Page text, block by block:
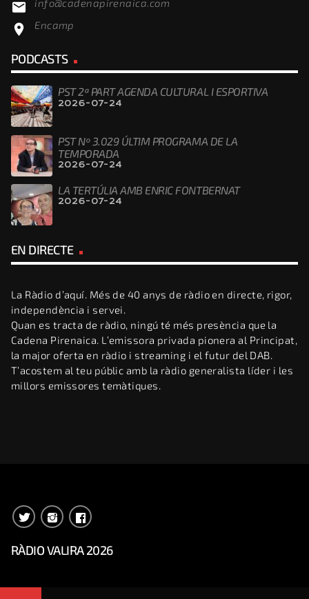
email info@cadenapirenaica.com
location_on Encamp
PODCASTS
PST 2ª PART AGENDA CULTURAL I ESPORTIVA
2026-07-24
PST Nº 3.029 ÚLTIM PROGRAMA DE LA
TEMPORADA
2026-07-24
LA TERTÚLIA AMB ENRIC FONTBERNAT
2026-07-24
EN DIRECTE
La Ràdio d’aquí. Més de 40 anys de ràdio en directe, rigor,
independència i servei.
Quan es tracta de ràdio, ningú té més presència que la
Cadena Pirenaica. L’emissora privada pionera al Principat,
la major oferta en ràdio i streaming i el futur del DAB.
T’acostem al teu públic amb la ràdio generalista líder i les
millors emissores temàtiques.
RÀDIO VALIRA 2026